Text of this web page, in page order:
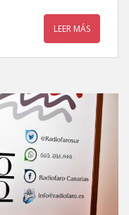
LEER MÁS